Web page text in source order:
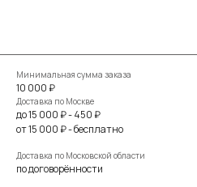
Минимальная сумма заказа
10 000 ₽
Доставка по Москве
до 15 000 ₽ - 450 ₽
от 15 000 ₽ - бесплатно
Доставка по Московской области
по договорённости